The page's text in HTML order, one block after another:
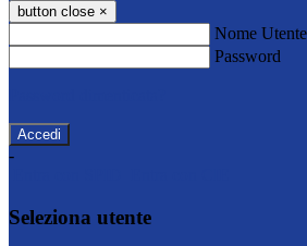
button close ×
Nome Utente
Password
-
Seleziona utente